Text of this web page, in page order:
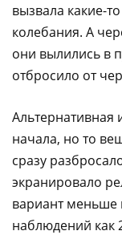
вызвала какие-
колебания. А
они вылились в
отбросило от
Альтернативная
начала, но то
сразу
экранировало
вариант меньше
наблюдений как